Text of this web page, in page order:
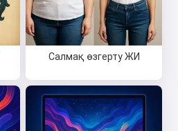
Салмақ өзгерту ЖИ